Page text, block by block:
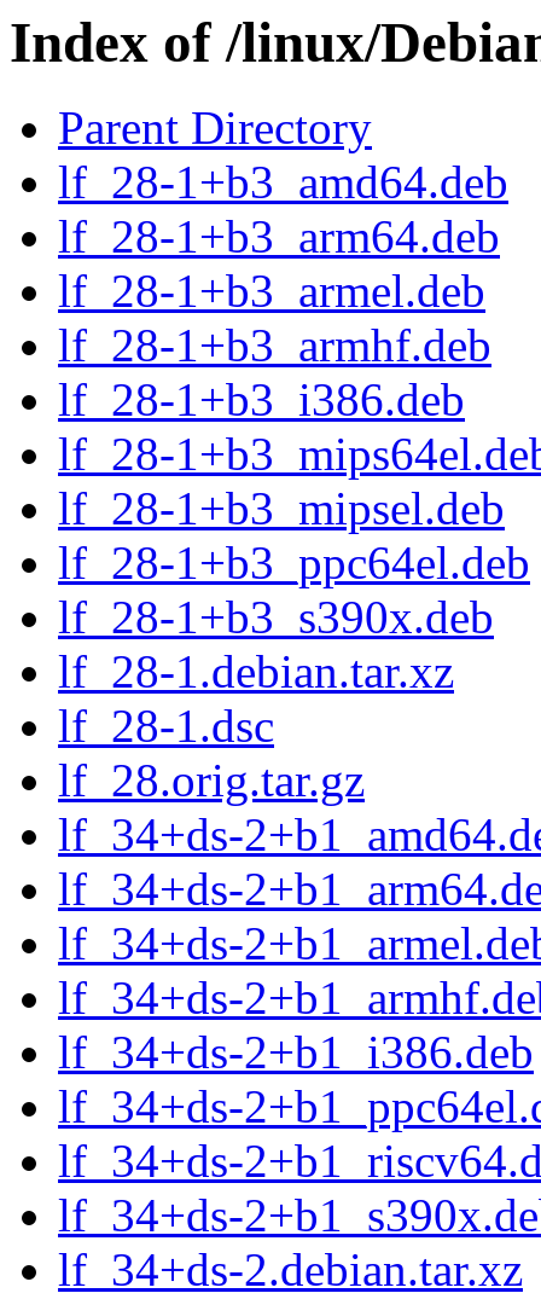
Index of /linux/
Parent Directory
lf_28-1+b3_amd64.deb
lf_28-1+b3_arm64.deb
lf_28-1+b3_armel.deb
lf_28-1+b3_armhf.deb
lf_28-1+b3_i386.deb
lf_28-
lf_28-1+b3_mipsel.deb
lf_28-1+b3_ppc64el.deb
lf_28-1+b3_s390x.deb
lf_28-1.debian.tar.xz
lf_28-1.dsc
lf_28.orig.tar.gz
lf_34+ds-
lf_34+ds-
lf_34+ds-
lf_34+ds-
lf_34+ds-2+b1_i386.deb
lf_34+ds-
lf_34+ds-
lf_34+ds-
lf_34+ds-2.debian.tar.xz